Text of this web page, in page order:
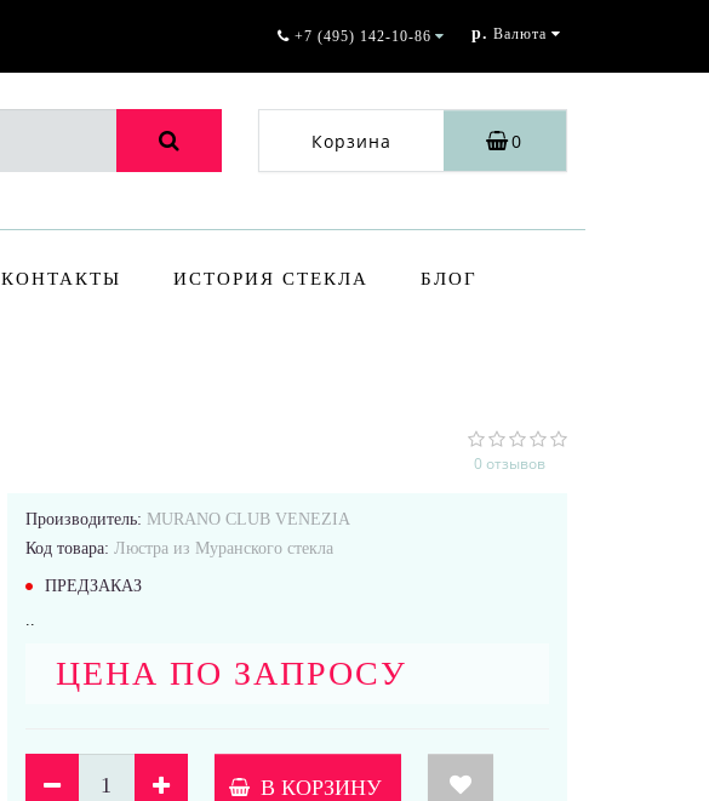
+7 (495) 142-10-86
р. Валюта
Корзина 0
КОНТАКТЫ ИСТОРИЯ СТЕКЛА БЛОГ
0 отзывов
Производитель: MURANO CLUB VENEZIA
Код товара: Люстра из Муранского стекла
ПРЕДЗАКАЗ
ЦЕНА ПО ЗАПРОСУ
В КОРЗИНУ